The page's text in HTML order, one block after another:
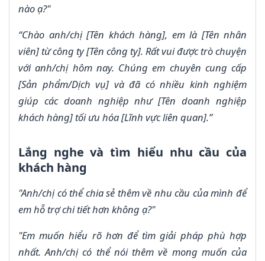
nào ạ?"
“Chào anh/chị [Tên khách hàng], em là [Tên nhân
viên] từ công ty [Tên công ty]. Rất vui được trò chuyện
với anh/chị hôm nay. Chúng em chuyên cung cấp
[Sản phẩm/Dịch vụ] và đã có nhiều kinh nghiệm
giúp các doanh nghiệp như [Tên doanh nghiệp
khách hàng] tối ưu hóa [Lĩnh vực liên quan].”
Lắng nghe và tìm hiểu nhu cầu của
khách hàng
"Anh/chị có thể chia sẻ thêm về nhu cầu của mình để
em hỗ trợ chi tiết hơn không ạ?"
"Em muốn hiểu rõ hơn để tìm giải pháp phù hợp
nhất. Anh/chị có thể nói thêm về mong muốn của